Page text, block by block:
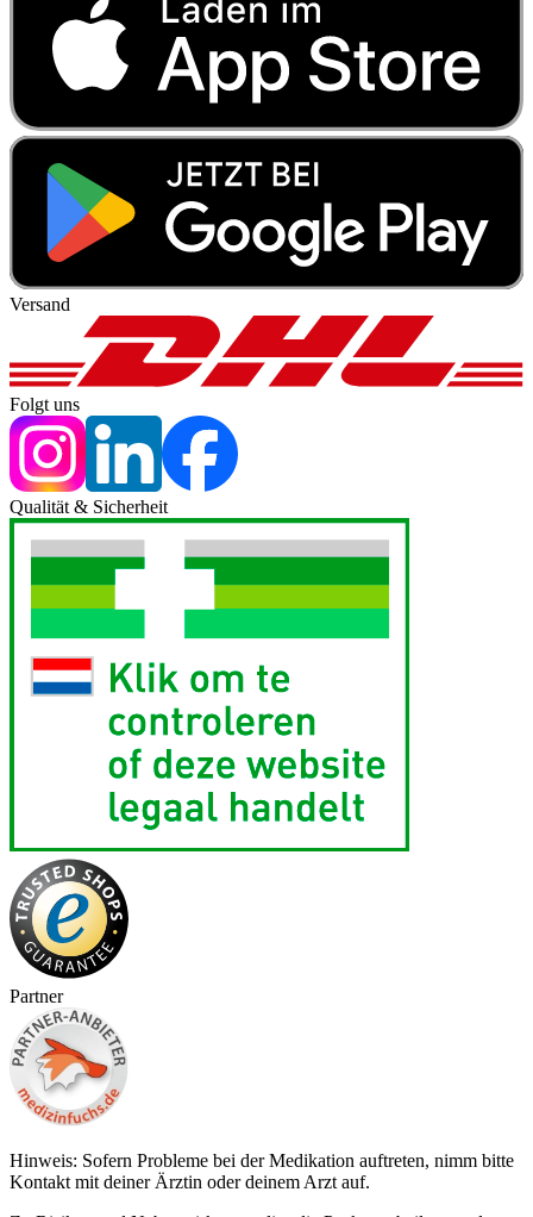
Versand
Folgt uns
Qualität & Sicherheit
Partner
Hinweis: Sofern Probleme bei der Medikation auftreten, nimm bitte
Kontakt mit deiner Ärztin oder deinem Arzt auf.